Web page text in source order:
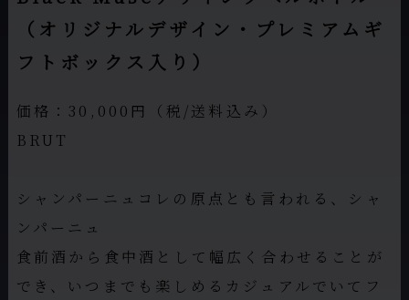
（オリジナルデザイン・プレミアムギ
フトボックス入り）
価格：30,000円（税/送料込み）
BRUT
シャンパーニュコレの原点とも言われる、シャ
ンパーニュ
食前酒から食中酒として幅広く合わせることが
でき、いつまでも楽しめるカジュアルでいてフ